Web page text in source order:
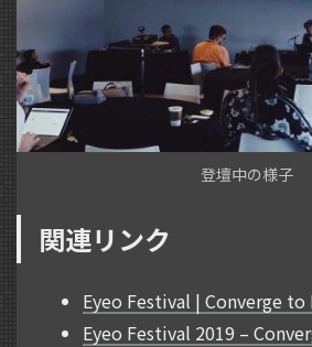
登壇中の様子
関連リンク
Eyeo Festival | Converge to
Eyeo Festival 2019 –